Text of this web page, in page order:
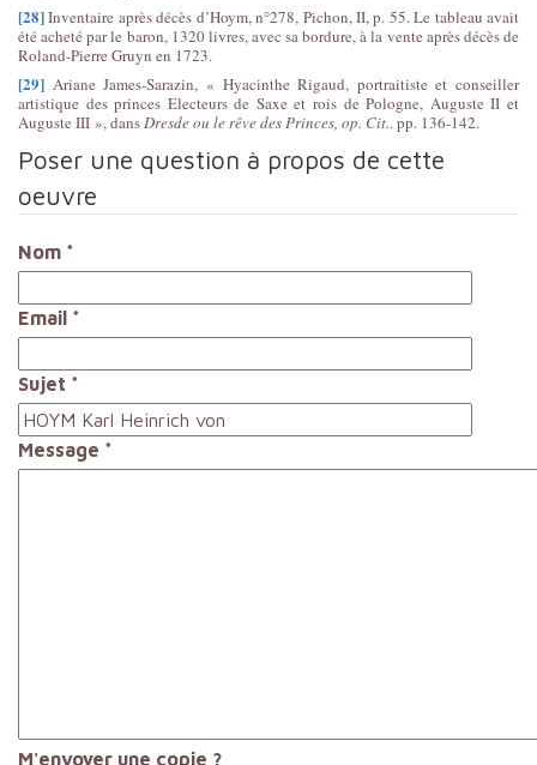
[28]Inventaire après décès d’Hoym, n°278, Pichon, II, p. 55. Le tableau avait
été acheté par le baron, 1320 livres, avec sa bordure, à la vente après décès de
Roland-Pierre Gruyn en 1723.
[29] Ariane James-Sarazin, « Hyacinthe Rigaud, portraitiste et conseiller
artistique des princes Electeurs de Saxe et rois de Pologne, Auguste II et
Auguste III », dansDresde ou le rêve des Princes, op. Cit.. pp. 136-142.
Poser une question à propos de cette
oeuvre
Nom *
Email *
Sujet *
Message *
M'envoyer une copie ?